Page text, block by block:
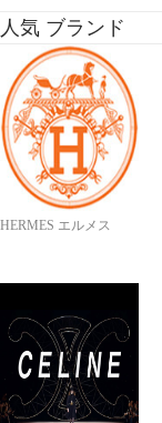
人気 ブランド
HERMES エルメス